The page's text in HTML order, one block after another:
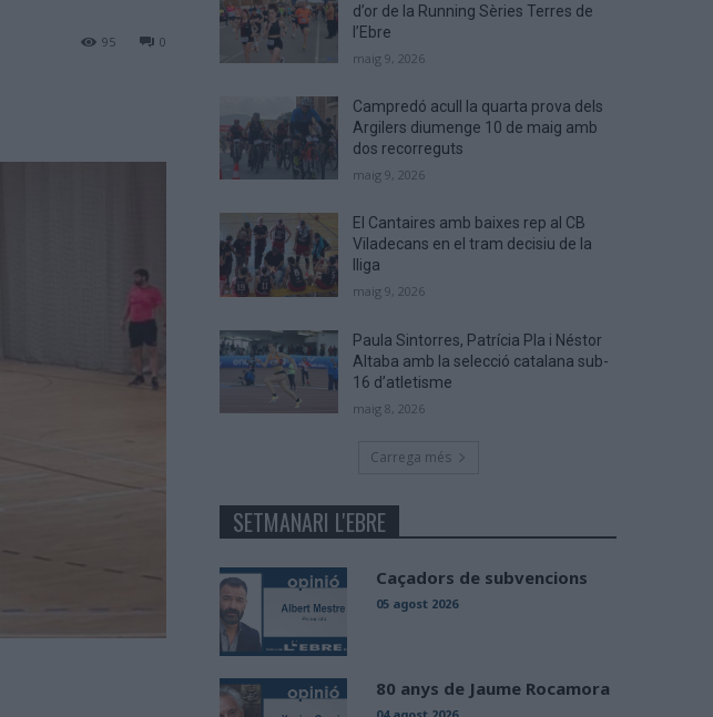
0
95
d’or de la Running Sèries Terres de
l’Ebre
maig 9, 2026
Campredó acull la quarta prova dels
Argilers diumenge 10 de maig amb
dos recorreguts
maig 9, 2026
El Cantaires amb baixes rep al CB
Viladecans en el tram decisiu de la
lliga
maig 9, 2026
Paula Sintorres, Patrícia Pla i Néstor
Altaba amb la selecció catalana sub-
16 d’atletisme
maig 8, 2026
Carrega més
SETMANARI L'EBRE
Caçadors de subvencions
05 agost 2026
80 anys de Jaume Rocamora